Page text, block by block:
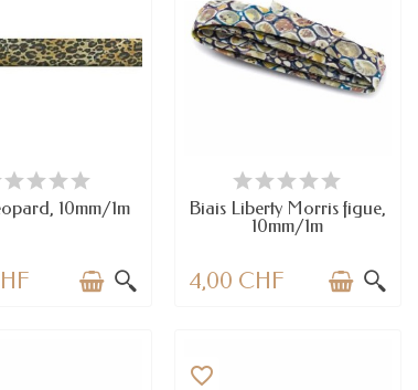
EN STOCK
10mm/1m
EN STOCK
Biais Liberty Morris figue,
10mm/1m
4,00 CHF
favorite_border